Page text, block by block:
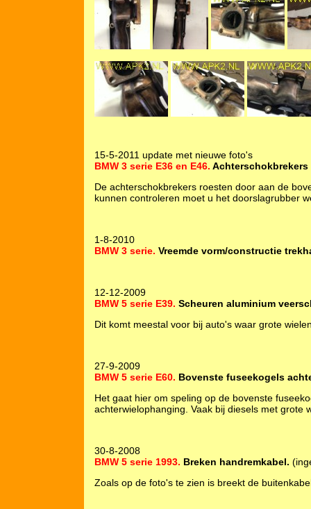
15-5-2011 update met nieuwe foto's
BMW 3 serie E36 en E46.
De achterschokbrekers roesten door aan de
kunnen controleren moet u het doorslagrubber
1-8-2010
BMW 3 serie. Vreemde vorm/constructie
12-12-2009
BMW 5 serie E39. Scheuren aluminium
Dit komt meestal voor bij auto's waar grote
27-9-2009
BMW 5 serie E60. Bovenste fuseekogels
Het gaat hier om speling op de bovenste
achterwielophanging. Vaak bij diesels met grote
30-8-2008
BMW 5 serie 1993. Breken handremkabel.
Zoals op de foto's te zien is breekt de